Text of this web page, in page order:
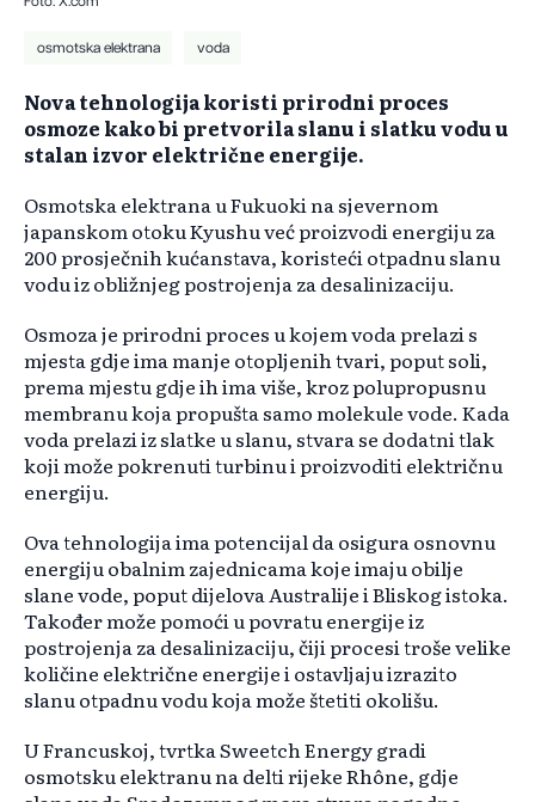
osmotska elektrana voda
Nova tehnologija koristi prirodni proces
osmoze kako bi pretvorila slanu i slatku vodu u
stalan izvor električne energije.
Osmotska elektrana u Fukuoki na sjevernom
japanskom otoku Kyushu već proizvodi energiju za
200 prosječnih kućanstava, koristeći otpadnu slanu
vodu iz obližnjeg postrojenja za desalinizaciju.
Osmoza je prirodni proces u kojem voda prelazi s
mjesta gdje ima manje otopljenih tvari, poput soli,
prema mjestu gdje ih ima više, kroz polupropusnu
membranu koja propušta samo molekule vode. Kada
voda prelazi iz slatke u slanu, stvara se dodatni tlak
koji može pokrenuti turbinu i proizvoditi električnu
energiju.
Ova tehnologija ima potencijal da osigura osnovnu
energiju obalnim zajednicama koje imaju obilje
slane vode, poput dijelova Australije i Bliskog istoka.
Također može pomoći u povratu energije iz
postrojenja za desalinizaciju, čiji procesi troše velike
količine električne energije i ostavljaju izrazito
slanu otpadnu vodu koja može štetiti okolišu.
U Francuskoj, tvrtka Sweetch Energy gradi
osmotsku elektranu na delti rijeke Rhône, gdje